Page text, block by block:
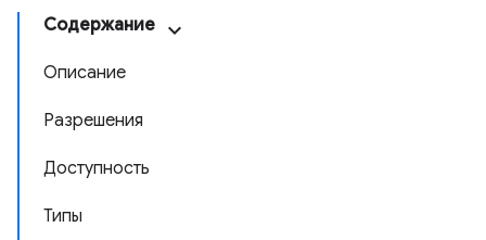
Содержание
Описание
Разрешения
Доступность
Типы